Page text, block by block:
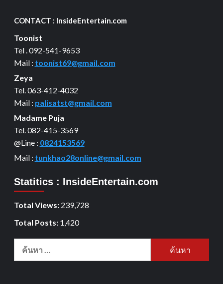
CONTACT : InsideEntertain.com
Toonist
Tel . 092-541-9653
Mail : toonist69@gmail.com
Zeya
Tel. 063-412-4032
Mail : palisatst@gmail.com
Madame Puja
Tel. 082-415-3569
@Line : 0824153569
Mail : tunkhao28online@gmail.com
Statitics : InsideEntertain.com
Total Views: 239,728
Total Posts: 1,420